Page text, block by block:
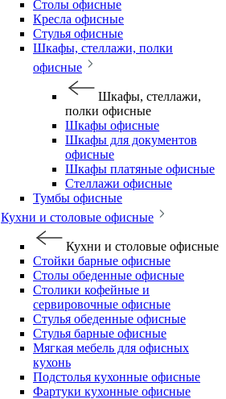
Столы офисные
Кресла офисные
Стулья офисные
Шкафы, стеллажи, полки
офисные
Шкафы, стеллажи,
полки офисные
Шкафы офисные
Шкафы для документов
офисные
Шкафы платяные офисные
Стеллажи офисные
Тумбы офисные
Кухни и столовые офисные
Кухни и столовые офисные
Стойки барные офисные
Столы обеденные офисные
Столики кофейные и
сервировочные офисные
Стулья обеденные офисные
Стулья барные офисные
Мягкая мебель для офисных
кухонь
Подстолья кухонные офисные
Фартуки кухонные офисные